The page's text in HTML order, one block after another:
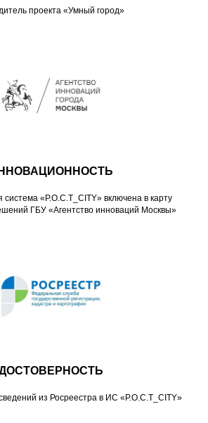
проекта «Умный город»
«Р.О.С.Т_CITY» включена в карту
ГБУ «Агентство инноваций Москвы»
из Росреестра в ИС «Р.О.С.Т_CITY»